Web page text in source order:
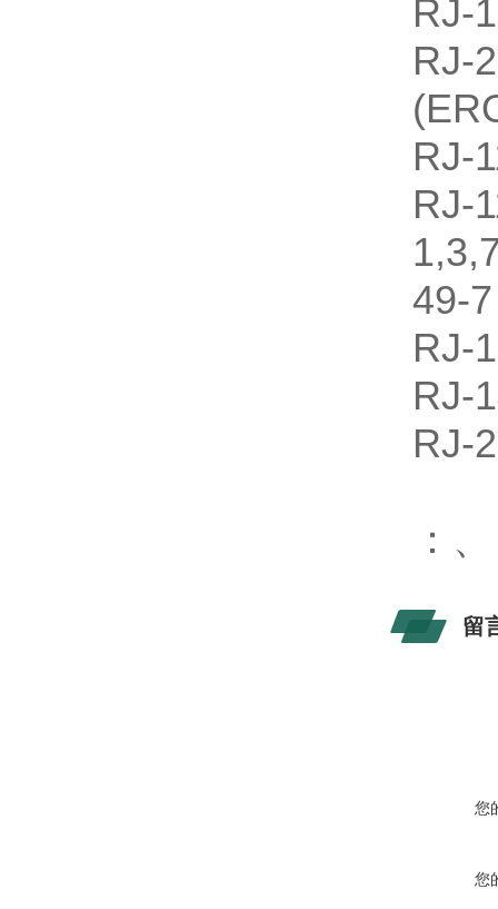
RJ-
RJ-
RJ-
49-
RJ-
RJ-
：
留
您
您